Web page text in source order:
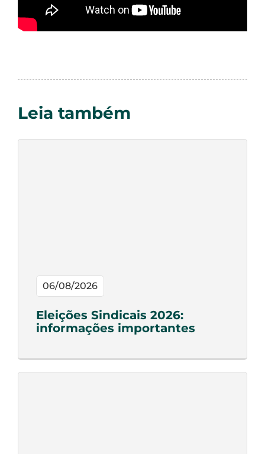
Leia também
06/08/2026
Eleições Sindicais 2026:
informações importantes